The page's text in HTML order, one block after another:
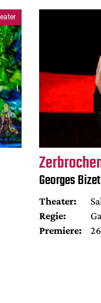
Georges
Theater:
Regie:
Premiere: